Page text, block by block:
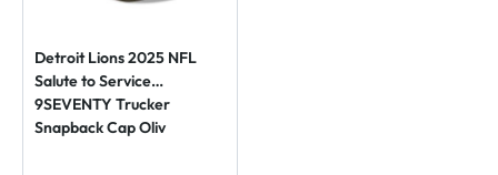
Detroit Lions 2025 NFL
Salute to Service
9SEVENTY Trucker
Snapback Cap Oliv